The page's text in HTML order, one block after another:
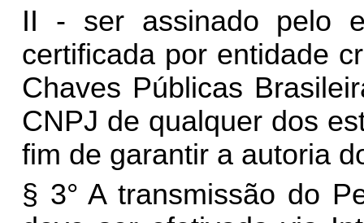
II - ser assinado pelo
certificada por entidade
Chaves Públicas
CNPJ de qualquer dos
fim de garantir a autoria
§ 3° A transmissão do